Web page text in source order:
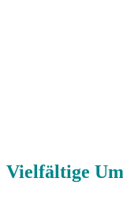
Vielfältige